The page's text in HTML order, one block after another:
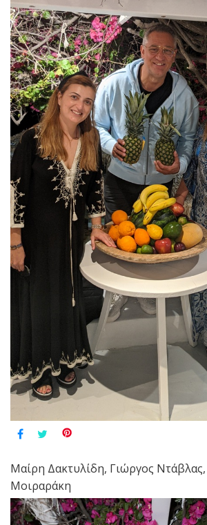
Μαίρη Δακτυλίδη, Γιώργος
Μοιραράκη